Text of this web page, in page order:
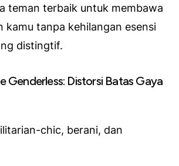
teman terbaik untuk membawa
kamu tanpa kehilangan esensi
distingtif.
Genderless: Distorsi Batas Gaya
chic, berani, dan